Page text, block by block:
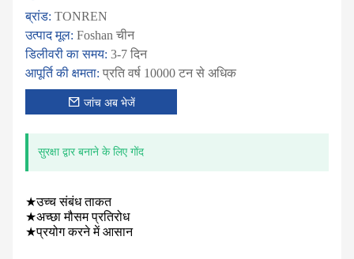
ब्रांड: TONREN
उत्पाद मूल: Foshan चीन
डिलीवरी का समय: 3-7 दिन
आपूर्ति की क्षमता: प्रति वर्ष 10000 टन से अधिक
जांच अब भेजें
सुरक्षा द्वार बनाने के लिए गोंद
★उच्च संबंध ताकत
★अच्छा मौसम प्रतिरोध
★प्रयोग करने में आसान